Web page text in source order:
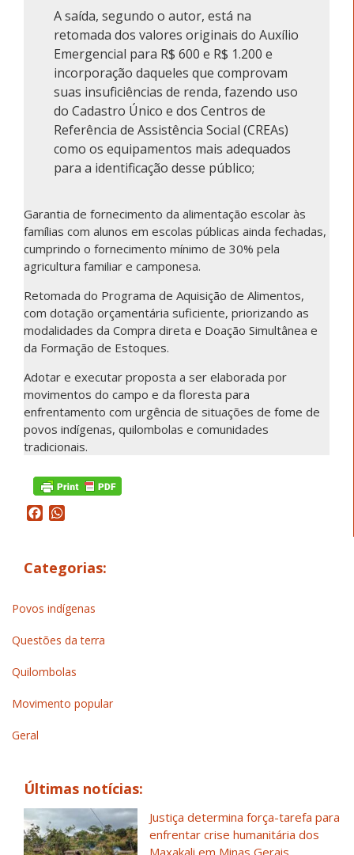
A saída, segundo o autor, está na
retomada dos valores originais do Auxílio
Emergencial para R$ 600 e R$ 1.200 e
incorporação daqueles que comprovam
suas insuficiências de renda, fazendo uso
do Cadastro Único e dos Centros de
Referência de Assistência Social (CREAs)
como os equipamentos mais adequados
para a identificação desse público;
Garantia de fornecimento da alimentação escolar às
famílias com alunos em escolas públicas ainda fechadas,
cumprindo o fornecimento mínimo de 30% pela
agricultura familiar e camponesa.
Retomada do Programa de Aquisição de Alimentos,
com dotação orçamentária suficiente, priorizando as
modalidades da Compra direta e Doação Simultânea e
da Formação de Estoques.
Adotar e executar proposta a ser elaborada por
movimentos do campo e da floresta para
enfrentamento com urgência de situações de fome de
povos indígenas, quilombolas e comunidades
tradicionais.
Facebook
Categorias:
Povos indígenas
Questões da terra
Quilombolas
Movimento popular
Geral
Últimas notícias:
Justiça determina força-tarefa para
enfrentar crise humanitária dos
Maxakali em Minas Gerais